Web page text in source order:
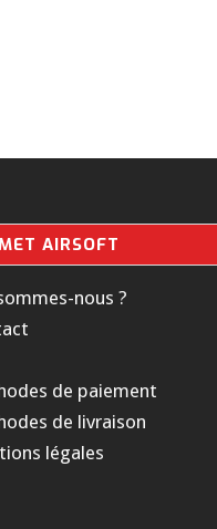
AIRSOFT
nous ?
de paiement
de livraison
légales